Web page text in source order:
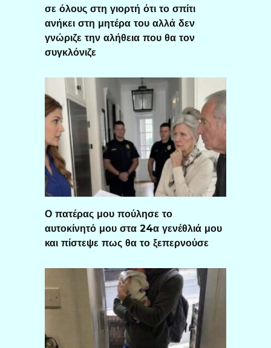
σε όλους στη γιορτή ότι το σπίτι
ανήκει στη μητέρα του αλλά δεν
γνώριζε την αλήθεια που θα τον
συγκλόνιζε
Ο πατέρας μου πούλησε το
αυτοκίνητό μου στα 24α γενέθλιά μου
και πίστεψε πως θα το ξεπερνούσε